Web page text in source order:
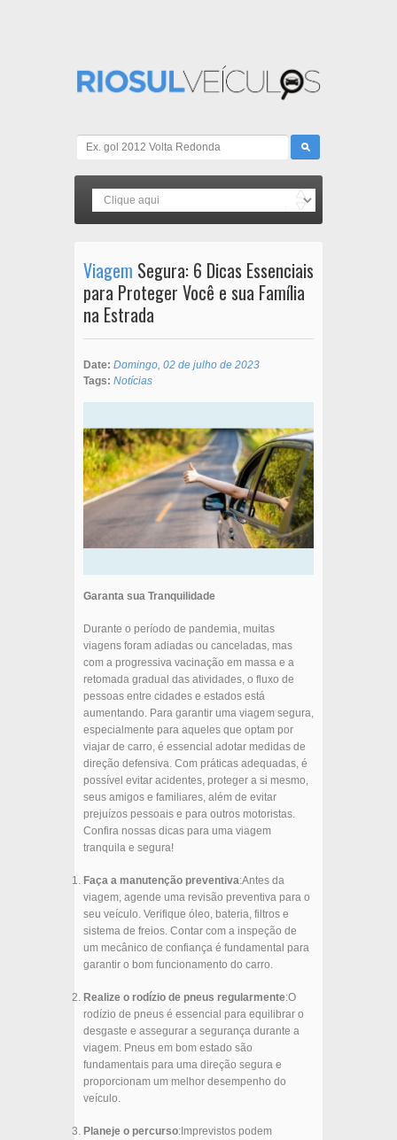
Viagem Segura: 6 Dicas Essenciais
para Proteger Você e sua Família
na Estrada
Date: Domingo, 02 de julho de 2023
Tags: Notícias
Garanta sua Tranquilidade
Durante o período de pandemia, muitas
viagens foram adiadas ou canceladas, mas
com a progressiva vacinação em massa e a
retomada gradual das atividades, o fluxo de
pessoas entre cidades e estados está
aumentando. Para garantir uma viagem segura,
especialmente para aqueles que optam por
viajar de carro, é essencial adotar medidas de
direção defensiva. Com práticas adequadas, é
possível evitar acidentes, proteger a si mesmo,
seus amigos e familiares, além de evitar
prejuízos pessoais e para outros motoristas.
Confira nossas dicas para uma viagem
tranquila e segura!
Faça a manutenção preventiva:Antes da
viagem, agende uma revisão preventiva para o
seu veículo. Verifique óleo, bateria, filtros e
sistema de freios. Contar com a inspeção de
um mecânico de confiança é fundamental para
garantir o bom funcionamento do carro.
Realize o rodízio de pneus regularmente:O
rodízio de pneus é essencial para equilibrar o
desgaste e assegurar a segurança durante a
viagem. Pneus em bom estado são
fundamentais para uma direção segura e
proporcionam um melhor desempenho do
veículo.
Planeje o percurso:Imprevistos podem